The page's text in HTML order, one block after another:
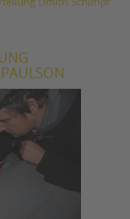
Dmitri Schimpf